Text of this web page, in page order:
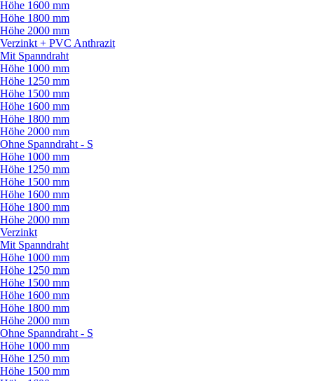
Höhe 1600 mm
Höhe 1800 mm
Höhe 2000 mm
Verzinkt + PVC Anthrazit
Mit Spanndraht
Höhe 1000 mm
Höhe 1250 mm
Höhe 1500 mm
Höhe 1600 mm
Höhe 1800 mm
Höhe 2000 mm
Ohne Spanndraht - S
Höhe 1000 mm
Höhe 1250 mm
Höhe 1500 mm
Höhe 1600 mm
Höhe 1800 mm
Höhe 2000 mm
Verzinkt
Mit Spanndraht
Höhe 1000 mm
Höhe 1250 mm
Höhe 1500 mm
Höhe 1600 mm
Höhe 1800 mm
Höhe 2000 mm
Ohne Spanndraht - S
Höhe 1000 mm
Höhe 1250 mm
Höhe 1500 mm